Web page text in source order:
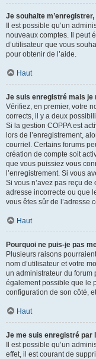
Je souhaite
Il est possible qu’un
nouveaux comptes. Il peut
d’utilisateur que vous
pour obtenir de l’aide.
Haut
Je suis enregistré mais je
Vérifiez, en premier, votre
corrects, il y a deux
Si la gestion COPPA est
lors de l’enregistrement,
courriel. Certains forums
création de compte soit
que vous puissiez vous
l’enregistrement. Si vous
Si vous n’avez pas reçu
adresse incorrecte ou que
vous êtes sûr de l’adresse
Haut
Pourquoi ne puis-je pas
Plusieurs raisons
nom d’utilisateur et votre
un administrateur du forum
également possible que le
configuration de son côté,
Haut
Je me suis enregistré par
Il est possible qu’un
effet, il est courant de